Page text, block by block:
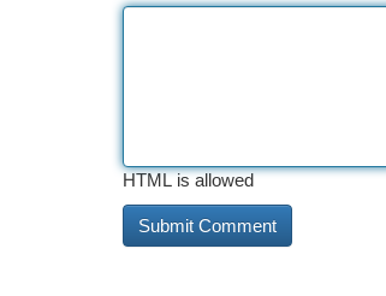
HTML is allowed